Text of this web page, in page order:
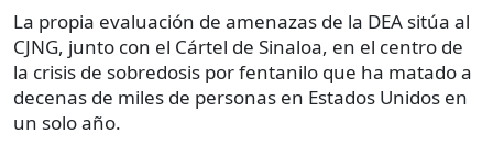
La propia evaluación de amenazas de la DEA sitúa al
CJNG, junto con el Cártel de Sinaloa, en el centro de
la crisis de sobredosis por fentanilo que ha matado a
decenas de miles de personas en Estados Unidos en
un solo año.